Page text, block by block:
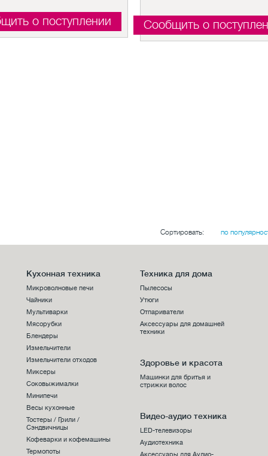
о поступлении Сообщить о
Сортировать: по
Кухонная техника
Микроволновые печи
Чайники
Мультиварки
Мясорубки
Блендеры
Измельчители
Измельчители отходов
Миксеры
Соковыжималки
Минипечи
Весы кухонные
Тостеры / Грили /
Сэндвичницы
Кофеварки и кофемашины
Термопоты
Техника для дома
Пылесосы
Утюги
Отпариватели
Аксессуары для домашней
техники
Здоровье и красота
Машинки для бритья и
стрижки волос
Видео-аудио техника
LED-телевизоры
Аудиотехника